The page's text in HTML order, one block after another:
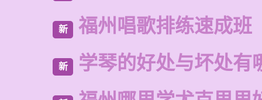
新 福州唱歌排练速成班
新 学琴的好处与坏处有